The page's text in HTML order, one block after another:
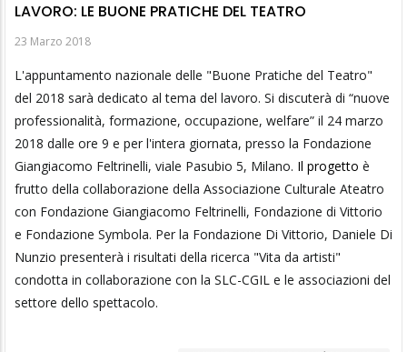
LAVORO: LE BUONE PRATICHE DEL TEATRO
23 Marzo 2018
L'appuntamento nazionale delle "Buone Pratiche del Teatro"
del 2018 sarà dedicato al tema del lavoro. Si discuterà di “nuove
professionalità, formazione, occupazione, welfare” il 24 marzo
2018 dalle ore 9 e per l'intera giornata, presso la Fondazione
Giangiacomo Feltrinelli, viale Pasubio 5, Milano. Il progetto è
frutto della collaborazione della Associazione Culturale Ateatro
con Fondazione Giangiacomo Feltrinelli, Fondazione di Vittorio
e Fondazione Symbola. Per la Fondazione Di Vittorio, Daniele Di
Nunzio presenterà i risultati della ricerca "Vita da artisti"
condotta in collaborazione con la SLC-CGIL e le associazioni del
settore dello spettacolo.